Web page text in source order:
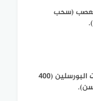
(سحب
تركيبات البورسلين (400